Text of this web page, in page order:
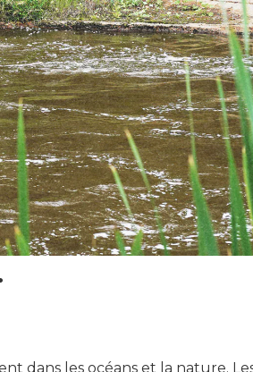
dans les océans et la nature.